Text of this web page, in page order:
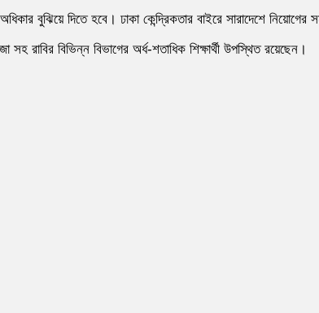
বুঝিয়ে দিতে হবে। ঢাকা কেন্দ্রিকতার বাইরে সারাদেশে নিয়োগের
রাবির বিভিন্ন বিভাগের অর্ধ-শতাধিক শিক্ষার্থী উপস্থিত রয়েছেন।